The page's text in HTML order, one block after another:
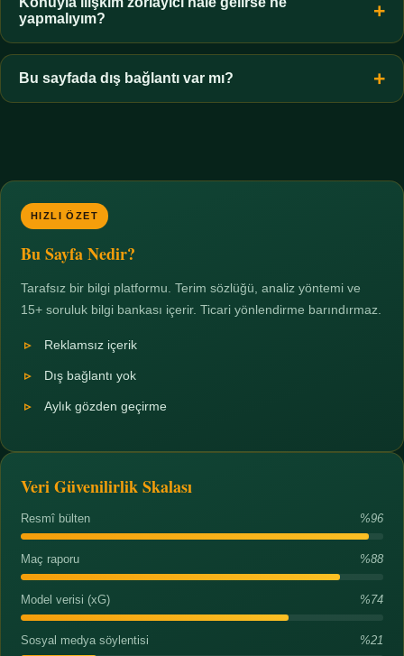
zorunluluktur.
yapmalıyım?
Zaman sınırı koyun, harcadığınız süreyi ölçün ve gerekirse
profesyonel destek alın. Türkiye'de ücretsiz danışma hatları
mevcuttur; yardım istemek güçlü bir adımdır.
Bu sayfada dış bağlantı var mı?
HIZLI ÖZET
Bu Sayfa Nedir?
Tarafsız bir bilgi platformu. Terim sözlüğü, analiz yöntemi ve
15+ soruluk bilgi bankası içerir. Ticari yönlendirme barındırmaz.
Reklamsız içerik
Dış bağlantı yok
Aylık gözden geçirme
Veri Güvenilirlik Skalası
Resmî bülten %96
Maç raporu %88
Model verisi (xG) %74
Sosyal medya söylentisi %21